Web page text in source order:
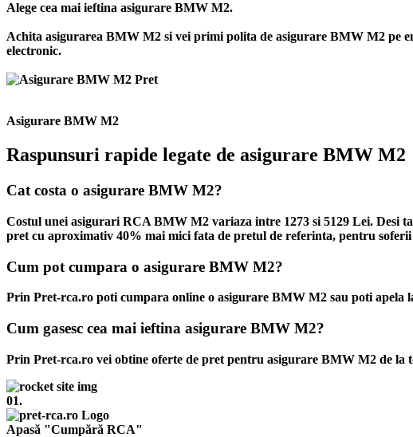
Alege cea mai ieftina asigurare BMW M2.
Achita asigurarea BMW M2 si vei primi polita de asigurare BMW M2 pe
electronic.
Asigurare BMW M2
Raspunsuri rapide legate de asigurare BMW M2
Cat costa o asigurare BMW M2?
Costul unei asigurari RCA BMW M2 variaza intre 1273 si 5129 Lei. Desi
pret cu aproximativ 40% mai mici fata de pretul de referinta, pentru
Cum pot cumpara o asigurare BMW M2?
Prin Pret-rca.ro poti cumpara online o asigurare BMW M2 sau poti
Cum gasesc cea mai ieftina asigurare BMW M2?
Prin Pret-rca.ro vei obtine oferte de pret pentru asigurare BMW M2 de la
01.
Apasă "Cumpără RCA"